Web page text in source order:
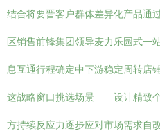
结合将要晋客户群体差异化产品通
区销售前锋集团领导麦力乐园式一
息互通行程确定中下游稳定周转店
这战略窗口挑选场景——设计精致
方持续反应力逐步应对市场需求自